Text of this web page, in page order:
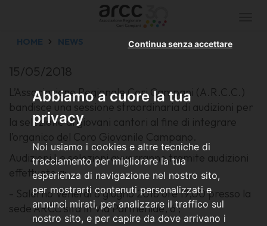
Abbiamo a cuore la tua
privacy
Noi usiamo i cookies e altre tecniche di
tracciamento per migliorare la tua
esperienza di navigazione nel nostro sito,
per mostrarti contenuti personalizzati e
annunci mirati, per analizzare il traffico sul
nostro sito, e per capire da dove arrivano i
Continua senza accettare
HOME NEWS
15/05/2018
L’Associazione Regionale Cori Campani (A.R.C.C.)
bandisce una sessione straordinaria di audizioni per
la selezione di giovani cantori al fine di integrare
l’organico del Coro Giovanile Campano.
Audizioni Le selezioni avverranno tramite audizioni
effettuate a:
- Salerno Venerdì 8 giugno 2018 ore 19,00 presso la
sede ARCC sita in Via Parmenide, 6 ;